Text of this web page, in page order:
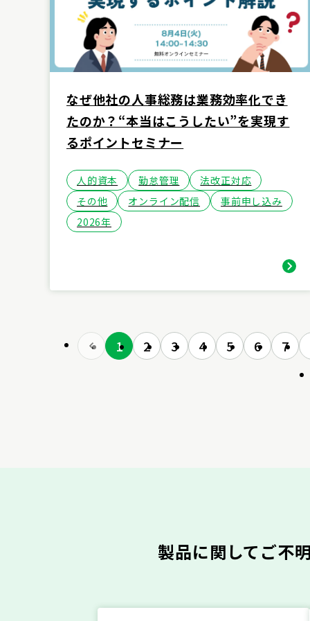
なぜ他社の人事総務は業務効率化でき
たのか？“本当はこうしたい”を実現す
るポイントセミナー
人的資本 勤怠管理
法改正対応
その他
オンライン配信
事前申し込み
2026年
1 2 3 4 5 6 7
製品に関してご不